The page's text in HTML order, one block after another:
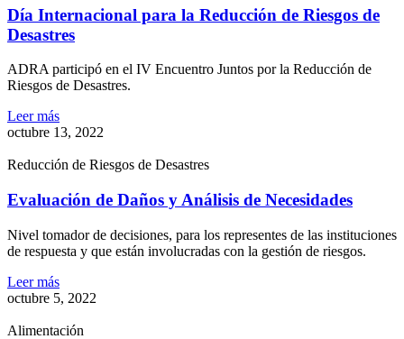
Día Internacional para la Reducción de Riesgos de
Desastres
ADRA participó en el IV Encuentro Juntos por la Reducción de
Riesgos de Desastres.
Leer más
octubre 13, 2022
Reducción de Riesgos de Desastres
Evaluación de Daños y Análisis de Necesidades
Nivel tomador de decisiones, para los representes de las instituciones
de respuesta y que están involucradas con la gestión de riesgos.
Leer más
octubre 5, 2022
Alimentación